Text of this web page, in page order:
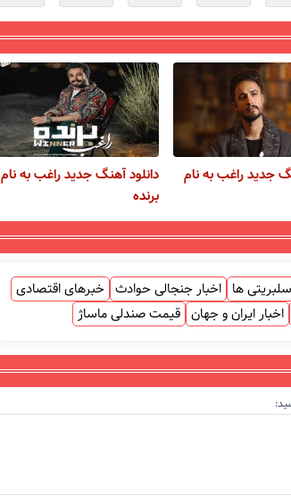
جدید راغب به نام
دانلود آهنگ جدید راغب به نام
برنده
ها اخبار جنجالی حوادث خبرهای اقتصادی
اخبار ایران و جهان قیمت صندلی ماساژ